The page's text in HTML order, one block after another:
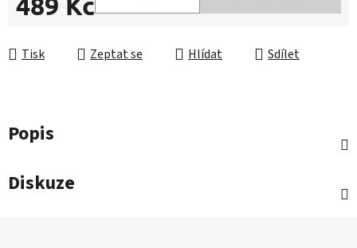
Tisk Zeptat se Hlídat Sdílet
Popis
Diskuze